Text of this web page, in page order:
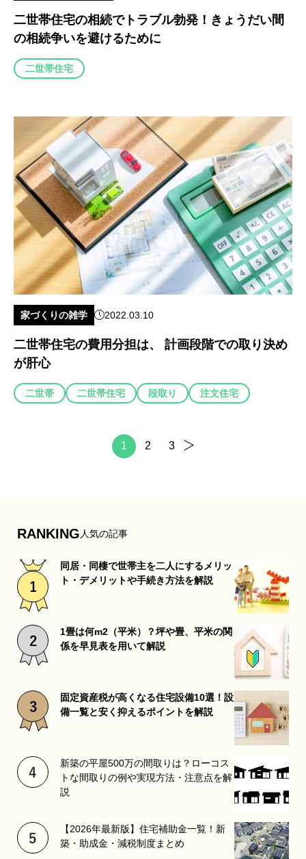
二世帯住宅の相続でトラブル勃発！きょうだい間
の相続争いを避けるために
二世帯住宅
家づくりの雑学 2022.03.10
二世帯住宅の費用分担は、 計画段階での取り決め
が肝心
二世帯 二世帯住宅 段取り 注文住宅
1 2 3
RANKING 人気の記事
同居・同棲で世帯主を二人にするメリッ
ト・デメリットや手続き方法を解説
1畳は何m2（平米）？坪や畳、平米の関
係を早見表を用いて解説
固定資産税が高くなる住宅設備10選！設
備一覧と安く抑えるポイントを解説
新築の平屋500万の間取りは？ローコス
トな間取りの例や実現方法・注意点を解
説
【2026年最新版】住宅補助金一覧！新
築・助成金・減税制度まとめ